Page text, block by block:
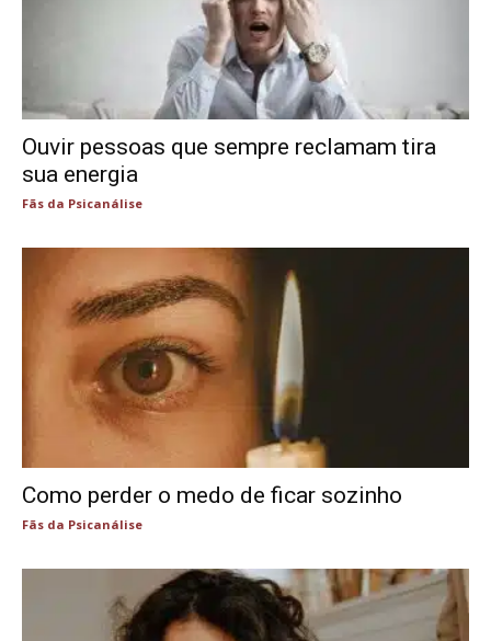
Ouvir pessoas que sempre reclamam tira
sua energia
Fãs da Psicanálise
Como perder o medo de ficar sozinho
Fãs da Psicanálise